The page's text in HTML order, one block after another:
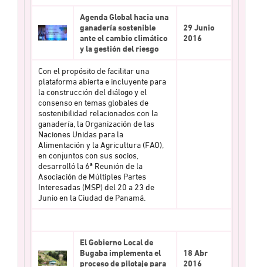
Agenda Global hacia una
ganadería sostenible
ante el cambio climático
y la gestión del riesgo
29 Junio
2016
Con el propósito de facilitar una
plataforma abierta e incluyente para
la construcción del diálogo y el
consenso en temas globales de
sostenibilidad relacionados con la
ganadería, la Organización de las
Naciones Unidas para la
Alimentación y la Agricultura (FAO),
en conjuntos con sus socios,
desarrolló la 6ª Reunión de la
Asociación de Múltiples Partes
Interesadas (MSP) del 20 a 23 de
Junio en la Ciudad de Panamá.
El Gobierno Local de
Bugaba implementa el
proceso de pilotaje para
18 Abr
2016